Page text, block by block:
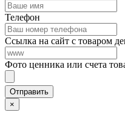
Телефон
Ссылка на сайт с товаром
Фото ценника или счета
×